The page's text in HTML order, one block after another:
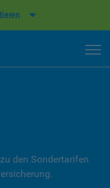
den Sondertarifen